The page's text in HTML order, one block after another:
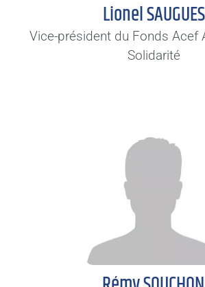
Lionel SAUGUES
Vice-président du Fonds Acef
Solidarité